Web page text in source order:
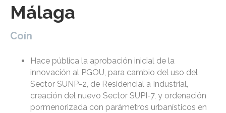
Málaga
Coín
Hace pública la aprobación inicial de la
innovación al PGOU, para cambio del uso del
Sector SUNP-2, de Residencial a Industrial,
creación del nuevo Sector SUPI-7, y ordenación
pormenorizada con parámetros urbanísticos en